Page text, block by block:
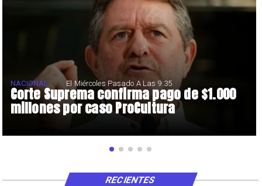
Corte Suprema confirma pago de $1.000
millones por caso ProCultura
NACIONAL El Miércoles Pasado A Las 9:35
RECIENTES